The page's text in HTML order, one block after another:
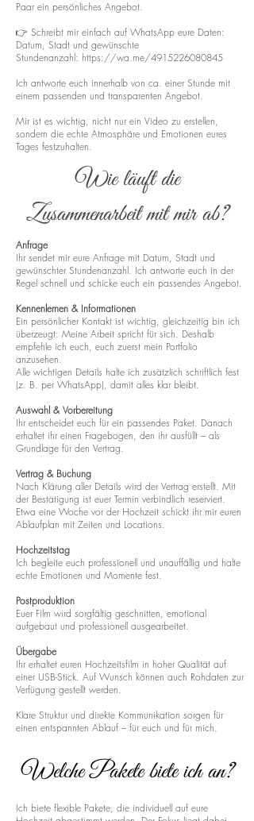
Paar ein persönliches Angebot.
👉 Schreibt mir einfach auf WhatsApp eure Daten:
Datum, Stadt und gewünschte
Stundenanzahl: https://wa.me/4915226080845
Ich antworte euch innerhalb von ca. einer Stunde mit
einem passenden und transparenten Angebot.
Mir ist es wichtig, nicht nur ein Video zu erstellen,
sondern die echte Atmosphäre und Emotionen eures
Tages festzuhalten.
Wie läuft die
Zusammenarbeit mit mir ab?
Anfrage
Ihr sendet mir eure Anfrage mit Datum, Stadt und
gewünschter Stundenanzahl. Ich antworte euch in der
Regel schnell und schicke euch ein passendes Angebot.
Kennenlernen & Informationen
Ein persönlicher Kontakt ist wichtig, gleichzeitig bin ich
überzeugt: Meine Arbeit spricht für sich. Deshalb
empfehle ich euch, euch zuerst mein Portfolio
anzusehen.
Alle wichtigen Details halte ich zusätzlich schriftlich fest
(z. B. per WhatsApp), damit alles klar bleibt.
Auswahl & Vorbereitung
Ihr entscheidet euch für ein passendes Paket. Danach
erhaltet ihr einen Fragebogen, den ihr ausfüllt – als
Grundlage für den Vertrag.
Vertrag & Buchung
Nach Klärung aller Details wird der Vertrag erstellt. Mit
der Bestätigung ist euer Termin verbindlich reserviert.
Etwa eine Woche vor der Hochzeit schickt ihr mir euren
Ablaufplan mit Zeiten und Locations.
Hochzeitstag
Ich begleite euch professionell und unauffällig und halte
echte Emotionen und Momente fest.
Postproduktion
Euer Film wird sorgfältig geschnitten, emotional
aufgebaut und professionell ausgearbeitet.
Übergabe
Ihr erhaltet euren Hochzeitsfilm in hoher Qualität auf
einer USB-Stick. Auf Wunsch können auch Rohdaten zur
Verfügung gestellt werden.
Klare Struktur und direkte Kommunikation sorgen für
einen entspannten Ablauf – für euch und für mich.
Welche Pakete biete ich an?
Ich biete flexible Pakete, die individuell auf eure